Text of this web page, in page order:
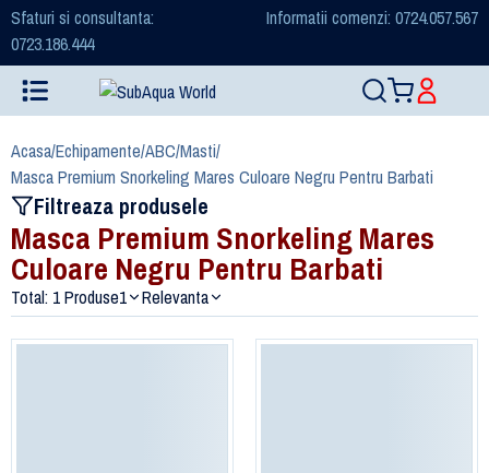
Sfaturi si consultanta:
0723.186.444
Informatii comenzi: 0724.057.567
Acasa/Echipamente/ABC/Masti/
Masca Premium Snorkeling Mares Culoare Negru Pentru Barbati
Filtreaza produsele
Masca Premium Snorkeling Mares
Culoare Negru Pentru Barbati
Total: 1 Produse1 Relevanta